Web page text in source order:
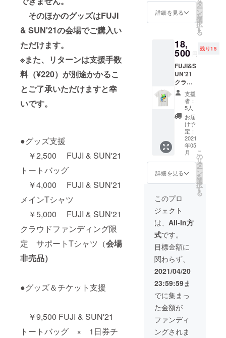
そのほかのグッズはFUJI
& SUN'21の会場でご購入い
ただけます。
※また、リターンは支援手数
料（¥220）が別途かかるこ
とご了承いただけますと幸
いです。
●グッズ支援
￥2,500 FUJI & SUN'21
トートバッグ
￥4,000 FUJI & SUN'21
メインTシャツ
￥5,000 FUJI & SUN'21
クラウドファンディング限
定 サポートTシャツ（会場
非売品）
●グッズ＆チケット支援
￥9,500 FUJI & SUN'21
トートバッグ × 1日券チ
20:00ま
でにご
ます。
※こちら
のTシャ
ツは、
CAMPF
IRE限定
商品と
なりま
す。当
日、会
場では
販売致
しませ
ん。
こちら
のTシャ
CAMPF
商品と
なりま
日、会
場では
販売致
しませ
ん。
も払い
戻しは
注意下
さい。
バック
は、当
日会場
でもご
購入い
ただけ
ます。
Mサイ
ズ程度
となり
は5月15
日
（土）
、16日
（日）
のメイ
ンTシャ
ツ＋2日
通し券
チケッ
トのリ
ターン
です。
誤った
日付で
購入し
てし
戻しは
ねます
のでご
注意下
さい。
※こちら
のTシャ
ツは、
当日会
ご購入
いただ
けま
す。
詳細を見る
タ
ー
ン
を
選
択
す
る
18,
500 円
残り15
FUJI&S
UN'21
クラウ
ドファ
ンディ
ング限
定 サ
ポートT
シャツ
＋2日通
し券チ
ケット
サイ
ズ：フ
リーサ
（男性
Mサイ
ズ程度
となり
ます）
※こちら
は5月15
日
（土）
、16日
（日）
のクラ
ウド
ファン
ディン
グ限
定 サ
ポートT
支援
者：
5人
お届
け予
定：
2021
年05
月
詳細を見る
こ
の
リ
タ
ー
ン
を
選
択
す
る
このプロ
ジェクト
は、 All-In方
式です。
目標金額に
関わらず、
2021/04/20
23:59:59ま
でに集まっ
た金額が
ファンディ
ングされま